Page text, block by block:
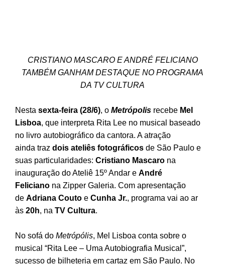
CRISTIANO MASCARO E ANDRÉ FELICIANO
TAMBÉM GANHAM DESTAQUE NO PROGRAMA
DA TV CULTURA
Nestasexta-feira (28/6), oMetrópolis recebe Mel
Lisboa, que interpreta Rita Lee no musical baseado
no livro autobiográfico da cantora. A atração
ainda trazdois ateliês fotográficos de São Paulo e
suas particularidades:Cristiano Mascaro na
inauguração do Ateliê 15º Andar eAndré
Feliciano na Zipper Galeria. Com apresentação
deAdriana Couto eCunha Jr., programa vai ao ar
às20h, naTV Cultura.
No sofá doMetrópólis, Mel Lisboa conta sobre o
musical “Rita Lee – Uma Autobiografia Musical”,
sucesso de bilheteria em cartaz em São Paulo. No